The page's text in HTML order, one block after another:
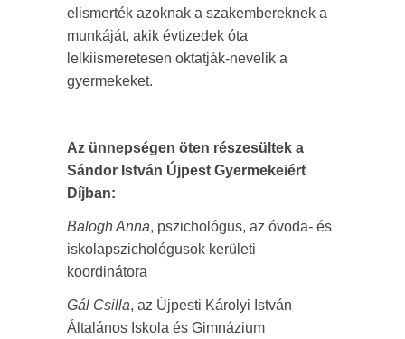
elismerték azoknak a szakembereknek a
munkáját, akik évtizedek óta
lelkiismeretesen oktatják-nevelik a
gyermekeket.
Az ünnepségen öten részesültek a
Sándor István Újpest Gyermekeiért
Díjban:
Balogh Anna, pszichológus, az óvoda- és
iskolapszichológusok kerületi
koordinátora
Gál Csilla, az Újpesti Károlyi István
Általános Iskola és Gimnázium